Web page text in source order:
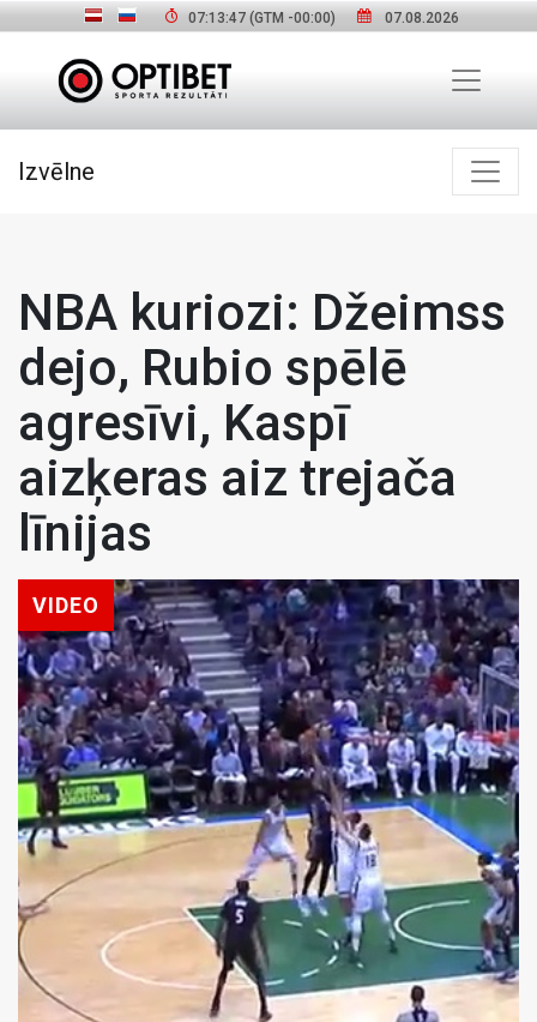
07:13:48(GTM -00:00) 07.08.2026
Izvēlne
NBA kuriozi: Džeimss
dejo, Rubio spēlē
agresīvi, Kaspī
aizķeras aiz trejača
līnijas
VIDEO